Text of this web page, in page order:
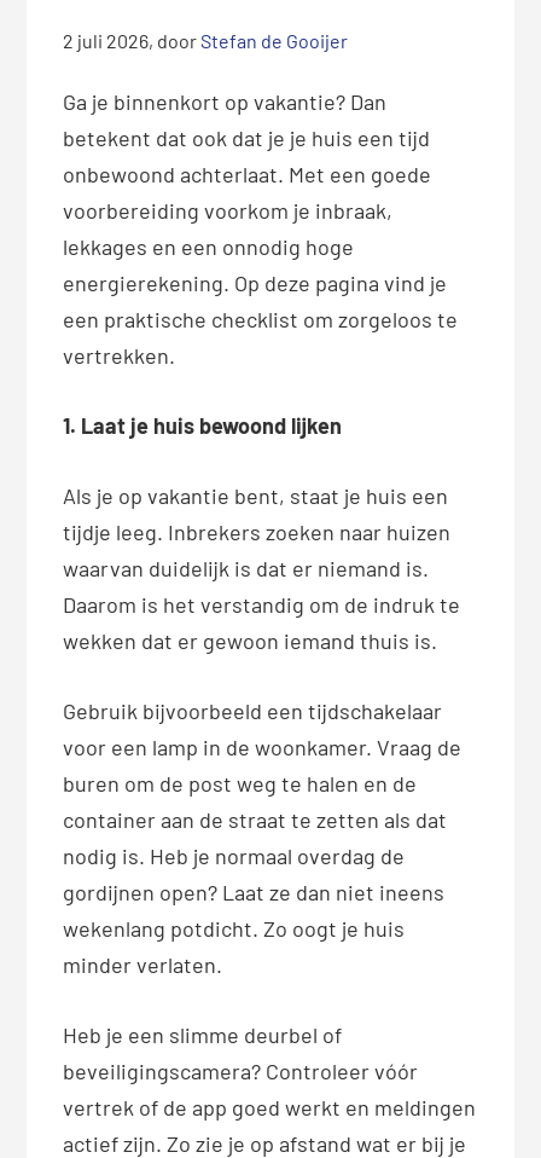
2 juli 2026, doorStefan de Gooijer
Ga je binnenkort op vakantie? Dan
betekent dat ook dat je je huis een tijd
onbewoond achterlaat. Met een goede
voorbereiding voorkom je inbraak,
lekkages en een onnodig hoge
energierekening. Op deze pagina vind je
een praktische checklist om zorgeloos te
vertrekken.
1. Laat je huis bewoond lijken
Als je op vakantie bent, staat je huis een
tijdje leeg. Inbrekers zoeken naar huizen
waarvan duidelijk is dat er niemand is.
Daarom is het verstandig om de indruk te
wekken dat er gewoon iemand thuis is.
Gebruik bijvoorbeeld een tijdschakelaar
voor een lamp in de woonkamer. Vraag de
buren om de post weg te halen en de
container aan de straat te zetten als dat
nodig is. Heb je normaal overdag de
gordijnen open? Laat ze dan niet ineens
wekenlang potdicht. Zo oogt je huis
minder verlaten.
Heb je een slimme deurbel of
beveiligingscamera? Controleer vóór
vertrek of de app goed werkt en meldingen
actief zijn. Zo zie je op afstand wat er bij je